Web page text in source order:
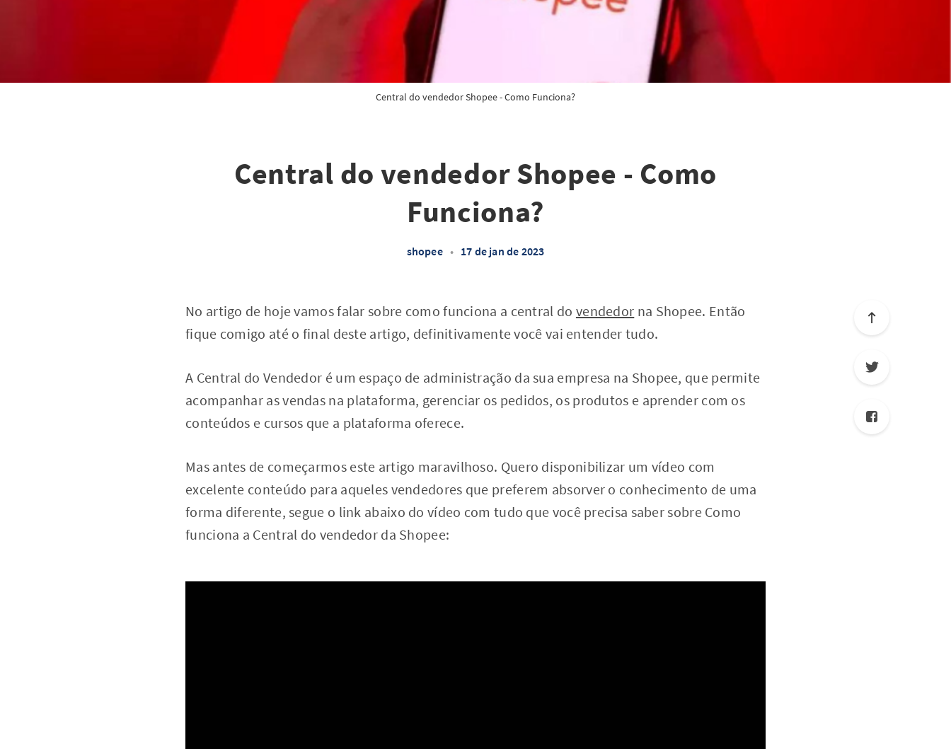
Central do vendedor Shopee - Como Funciona?
Central do vendedor Shopee - Como
Funciona?
shopee • 17 de jan de 2023
No artigo de hoje vamos falar sobre como funciona a central do vendedor na Shopee. Então
fique comigo até o final deste artigo, definitivamente você vai entender tudo.
A Central do Vendedor é um espaço de administração da sua empresa na Shopee, que permite
acompanhar as vendas na plataforma, gerenciar os pedidos, os produtos e aprender com os
conteúdos e cursos que a plataforma oferece.
Mas antes de começarmos este artigo maravilhoso. Quero disponibilizar um vídeo com
excelente conteúdo para aqueles vendedores que preferem absorver o conhecimento de uma
forma diferente, segue o link abaixo do vídeo com tudo que você precisa saber sobre Como
funciona a Central do vendedor da Shopee: